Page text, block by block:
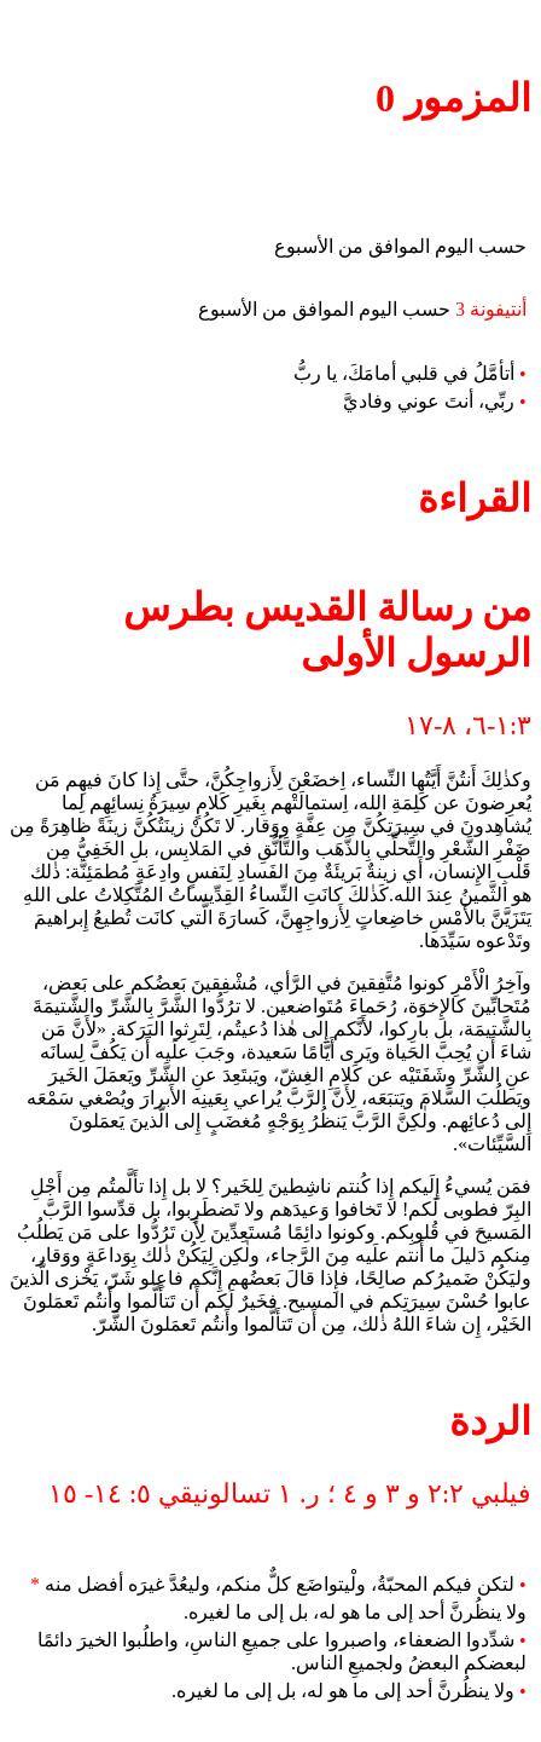
المزمور 0
حسب اليوم الموافق من الأسبوع
أنتيفونة 3 حسب اليوم الموافق من الأسبوع
• أتأمَّلُ في قلبي أمامَكَ، يا ربُّ
• ربِّي، أنتَ عوني وفاديَّ
القراءة
من رسالة القديس بطرس
الرسول الأولى
١:٣-٦، ٨-١٧
وكذٰلِكَ أَنتُنَّ أَيَّتُها النِّساء، اِخضَعْنَ لِأَزواجِكُنَّ، حتَّى إِذا كانَ فيهِم مَن
يُعرِضونَ عن كَلِمَةِ الله، اِستمالَتْهم بِغَيرِ كَلامٍ سِيرَةُ نِسائِهِم لِما
يُشاهِدونَ في سِيرَتِكُنَّ مِن عِفَّةٍ ووَقار. لا تَكُنْ زينَتُكُنَّ زينَةً ظاهِرَةً مِن
ضَفْرِ الشَّعْرِ والتَّحلِّي بِالذَّهَب والتَّأنُّقِ في المَلابِس، بلِ الخَفِيُّ مِن
قَلْبِ الإِنسان، أَي زينةٌ بَريئَةٌ مِنَ الفَسادِ لِنَفسٍ وادِعَةٍ مُطمَئِنَّة: ذٰلك
هو الثَّمينُ عِندَ الله.كَذٰلكَ كانَتِ النِّساءُ القِدِّيساتُ المُتَّكِلاتُ على اللهِ
يَتَزَيَّنَّ بالأَمْسِ خاضِعاتٍ لِأَزواجِهِنَّ، كَسارَةَ الَّتي كانَت تُطيعُ إِبراهيمَ
وتَدْعوه سَيِّدَها.
وآخِرُ الْأَمْرِ كونوا مُتَّفِقينَ في الرَّأي، مُشْفِقينَ بَعضُكم على بَعض،
مُتَحابِّينَ كالإِخوَة، رُحَماءَ مُتَواضعين. لا ترُدُّوا الشَّرَّ بِالشَّرِّ والشَّتيمَةَ
بِالشَّتيمَة، بل بارِكوا، لأَنَّكم إِلى هٰذا دُعيتُم، لِتَرِثوا البَرَكة. «لأَنَّ مَن
شاءَ أَن يُحِبَّ الحَياة ويَرى أَيَّامًا سَعيدة، وجَبَ علَيه أَن يَكُفَّ لِسانَه
عنِ الشَّرِّ وشَفَتَيْه عن كَلامِ الغِشّ، ويَبتَعِدَ عنِ الشَّرِّ ويَعمَلَ الخَيرَ
ويَطلُبَ السَّلامَ ويَتبَعَه، لِأَنَّ الرَّبَّ يُراعي بِعَينِه الأَبرارَ ويُصْغي سَمْعَه
إِلى دُعائِهم. ولٰكِنَّ الرَّبَّ يَنظُرُ بِوَجْهٍ مُغضَبٍ إِلى الَّذينَ يَعمَلونَ
السَّيِّئات».
فمَن يُسيءُ إِلَيكم إِذا كُنتم ناشِطينَ لِلخَير؟ لا بل إِذا تأَلَّمتُم مِن أَجْلِ
البِرّ فطوبى لَكم! لا تَخافوا وَعيدَهم ولا تَضطَرِبوا، بل قدِّسوا الرَّبَّ
المَسيحَ في قُلوبِكم. وكونوا دائِمًا مُستَعِدِّينَ لِأَن تَرُدُّوا على مَن يَطلُبُ
مِنكم دَليلَ ما أَنتم علَيه مِنَ الرَّجاء، ولٰكِن لِيَكُنْ ذٰلك بِوَداعَةٍ ووَقار،
وليَكُنْ ضَميرُكم صالِحًا، فإِذا قالَ بَعضُهم إِنَّكم فاعِلو شَرّ، يَخْزى الَّذينَ
عابوا حُسْنَ سِيرَتِكم في المسيح. فخَيرٌ لَكم أَن تَتأَلَّموا وأَنتُم تَعمَلونَ
الخَيْر، إِن شاءَ اللهُ ذٰلك، مِن أَن تَتأَلَّموا وأَنتُم تَعمَلونَ الشَّرّ.
الردة
فيلبي ٢:٢ و ٣ و ٤ ؛ ر. ١ تسالونيقي ٥: ١٤- ١٥
• لتكن فيكم المحبّةُ، ولْيتواضَع كلٌّ منكم، وليعُدَّ غيرَه أفضل منه *
ولا ينظُرنَّ أحد إلى ما هو له، بل إلى ما لغيره.
• شدِّدوا الضعفاء، واصبروا على جميعِ الناسِ، واطلُبوا الخيرَ دائمًا
لبعضكم البعضُ ولجميعِ الناس.
• ولا ينظُرنَّ أحد إلى ما هو له، بل إلى ما لغيره.